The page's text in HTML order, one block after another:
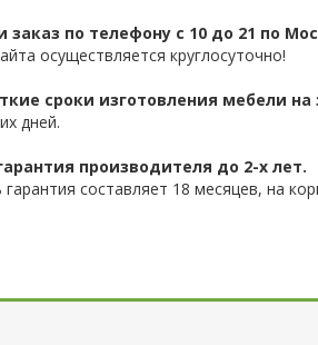
заказ по телефону с 10 до 21 по
осуществляется круглосуточно!
сроки изготовления мебели на
дней.
производителя до 2-х лет.
составляет 18 месяцев, на